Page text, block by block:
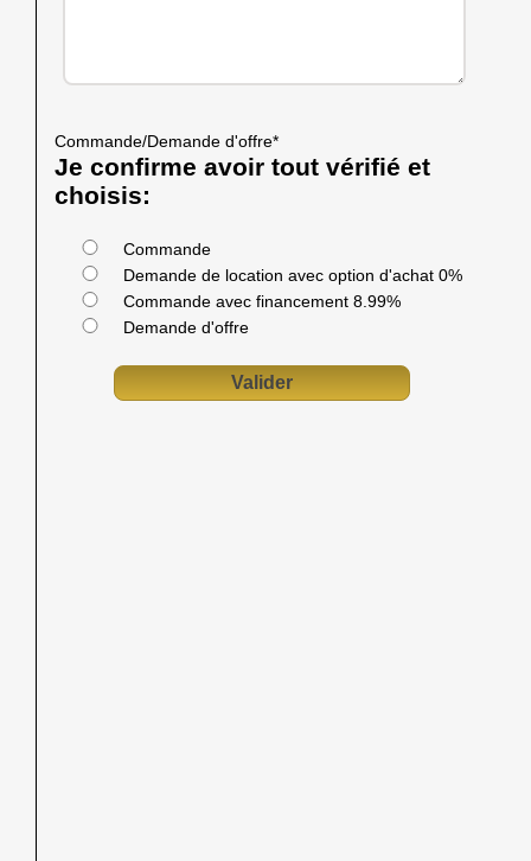
Commande/Demande d'offre*
Je confirme avoir tout vérifié et
choisis:
Commande
Demande de location avec option d'achat 0%
Commande avec financement 8.99%
Demande d'offre